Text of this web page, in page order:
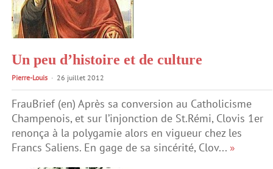
Un peu d’histoire et de culture
Pierre-Louis 26 juillet 2012
FrauBrief (en) Après sa conversion au Catholicisme
Champenois, et sur l’injonction de St.Rémi, Clovis 1er
renonça à la polygamie alors en vigueur chez les
Francs Saliens. En gage de sa sincérité, Clov... »